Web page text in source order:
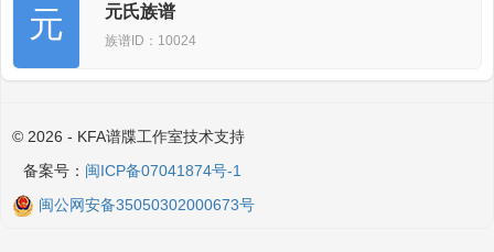
元 元氏族谱
族谱ID：10024
© 2026 - KFA谱牒工作室技术支持
备案号： 闽ICP备07041874号-1
闽公网安备35050302000673号